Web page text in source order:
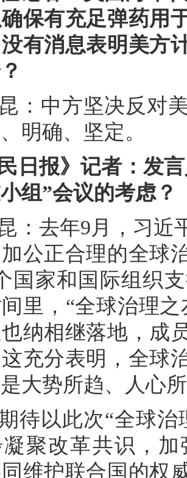
保有充足弹药用
有消息表明美方
：中方坚决反对
明确、坚定。
民日报》记者：发
组”会议的考虑？
：去年9月，习近
公正合理的全球
国家和国际组织
里，“全球治理
纳相继落地，成
充分表明，全球
大势所趋、人心
待以此次“全球
聚改革共识，
维护联合国的权